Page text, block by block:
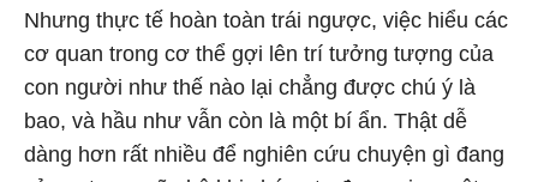
Nhưng thực tế hoàn toàn trái ngược, việc hiểu các
cơ quan trong cơ thể gợi lên trí tưởng tượng của
con người như thế nào lại chẳng được chú ý là
bao, và hầu như vẫn còn là một bí ẩn. Thật dễ
dàng hơn rất nhiều để nghiên cứu chuyện gì đang